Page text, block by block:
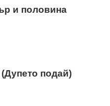
и половина
подай)